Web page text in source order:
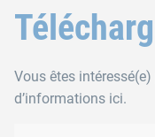
Vous êtes
d’informations ici.